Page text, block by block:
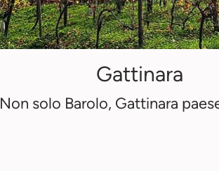
Gattinara
Non solo Barolo, Gattinara